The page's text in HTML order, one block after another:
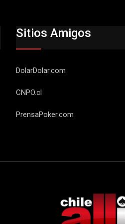
Sitios Amigos
DolarDolar.com
CNPO.cl
PrensaPoker.com